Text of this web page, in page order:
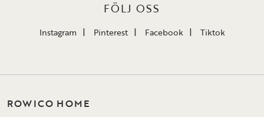
FÖLJ OSS
Instagram Pinterest Facebook Tiktok
ROWICO HOME